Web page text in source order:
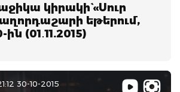
կիրակի` «Սուր
եթերում,
(01․11.2015)
30-10-2015